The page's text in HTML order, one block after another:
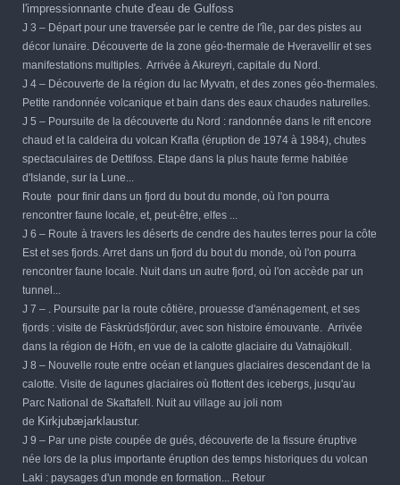
l'impressionnante chute d'eau de Gulfoss
J 3 – Départ pour une traversée par le centre de l'île, par des pistes au
décor lunaire. Découverte de la zone géo-thermale de Hveravellir et ses
manifestations multiples. Arrivée à Akureyri, capitale du Nord.
J 4 – Découverte de la région du lac Myvatn, et des zones géo-thermales.
Petite randonnée volcanique et bain dans des eaux chaudes naturelles.
J 5 – Poursuite de la découverte du Nord : randonnée dans le rift encore
chaud et la caldeira du volcan Krafla (éruption de 1974 à 1984), chutes
spectaculaires de Dettifoss. Etape dans la plus haute ferme habitée
d'Islande, sur la Lune...
Route pour finir dans un fjord du bout du monde, où l'on pourra
rencontrer faune locale, et, peut-être, elfes ...
J 6 – Route à travers les déserts de cendre des hautes terres pour la côte
Est et ses fjords. Arret dans un fjord du bout du monde, où l'on pourra
rencontrer faune locale. Nuit dans un autre fjord, où l'on accède par un
tunnel...
J 7 – . Poursuite par la route côtière, prouesse d'aménagement, et ses
fjords : visite de Fàskrùdsfjördur, avec son histoire émouvante. Arrivée
dans la région de Höfn, en vue de la calotte glaciaire du Vatnajökull.
J 8 – Nouvelle route entre océan et langues glaciaires descendant de la
calotte. Visite de lagunes glaciaires où flottent des icebergs, jusqu'au
Parc National de Skaftafell. Nuit au village au joli nom
de Kirkjubæjarklaustur.
J 9 – Par une piste coupée de gués, découverte de la fissure éruptive
née lors de la plus importante éruption des temps historiques du volcan
Laki : paysages d'un monde en formation... Retour